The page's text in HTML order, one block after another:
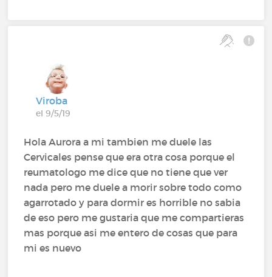
Viroba
el 9/5/19
Hola Aurora a mi tambien me duele las
Cervicales pense que era otra cosa porque el
reumatologo me dice que no tiene que ver
nada pero me duele a morir sobre todo como
agarrotado y para dormir es horrible no sabia
de eso pero me gustaria que me compartieras
mas porque asi me entero de cosas que para
mi es nuevo